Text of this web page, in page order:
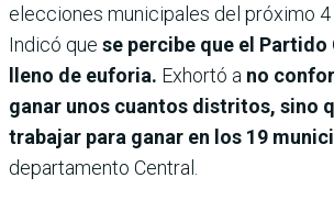
elecciones municipales del próximo 4
Indicó que se percibe que el
lleno de euforia. Exhortó a no
ganar unos cuantos distritos, sino
trabajar para ganar en los 19
departamento Central.